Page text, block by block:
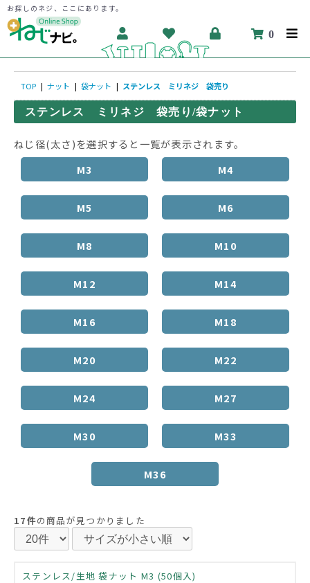
お探しのネジ、ここにあります。
0
TOP | ナット | 袋ナット | ステンレス ミリネジ 袋売り
ステンレス ミリネジ 袋売り/袋ナット
ねじ径(太さ)を選択すると一覧が表示されます。
M3
M4
M5 M6
M8 M10
M12 M14
M16 M18
M20 M22
M24 M27
M30 M33
M36
17件の商品が見つかりました
ステンレス/生地 袋ナット M3 (50個入)